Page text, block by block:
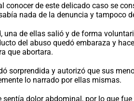
de este delicado caso se
nada de la denuncia y
una de ellas salió y de forma
del abuso quedó embaraza y
que abortara.
sorprendida y autorizó que sus
lo narrado por ellas mismas.
dolor abdominal, por lo que